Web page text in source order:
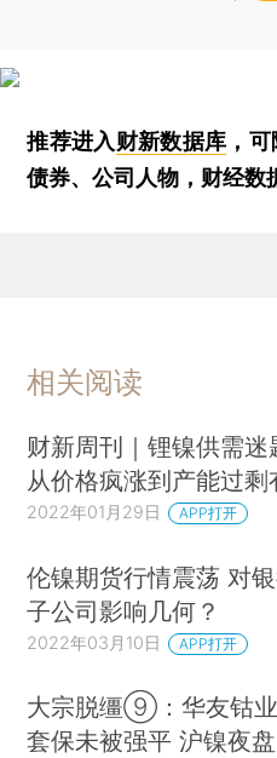
推荐进入财新数据库 ，
债券、公司人物，财经数
相关阅读
财新周刊｜锂镍供需迷
从价格疯涨到产能过剩
2022年01月29日 APP打开
伦镍期货行情震荡 对
子公司影响几何？
2022年03月10日 APP打开
大宗脱缰⑨：华友钴
套保未被强平 沪镍夜